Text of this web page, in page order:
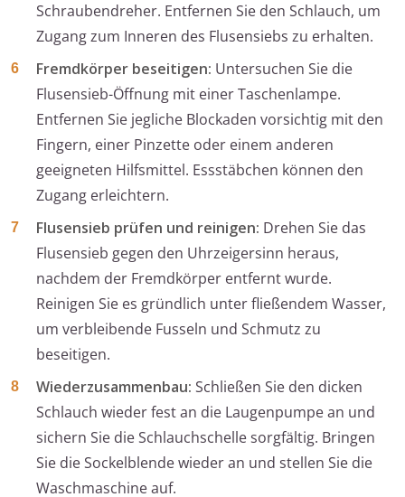
Schraubendreher. Entfernen Sie den Schlauch, um
Zugang zum Inneren des Flusensiebs zu erhalten.
Fremdkörper beseitigen: Untersuchen Sie die
Flusensieb-Öffnung mit einer Taschenlampe.
Entfernen Sie jegliche Blockaden vorsichtig mit den
Fingern, einer Pinzette oder einem anderen
geeigneten Hilfsmittel. Essstäbchen können den
Zugang erleichtern.
Flusensieb prüfen und reinigen: Drehen Sie das
Flusensieb gegen den Uhrzeigersinn heraus,
nachdem der Fremdkörper entfernt wurde.
Reinigen Sie es gründlich unter fließendem Wasser,
um verbleibende Fusseln und Schmutz zu
beseitigen.
Wiederzusammenbau: Schließen Sie den dicken
Schlauch wieder fest an die Laugenpumpe an und
sichern Sie die Schlauchschelle sorgfältig. Bringen
Sie die Sockelblende wieder an und stellen Sie die
Waschmaschine auf.